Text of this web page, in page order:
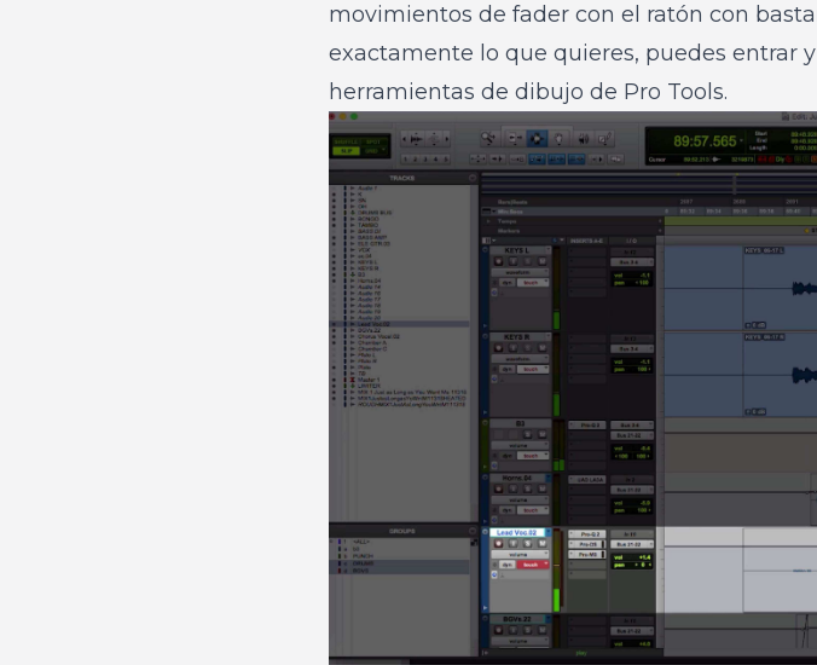
movimientos de fader con el ratón con
exactamente lo que quieres, puedes entrar
herramientas de dibujo de Pro Tools.